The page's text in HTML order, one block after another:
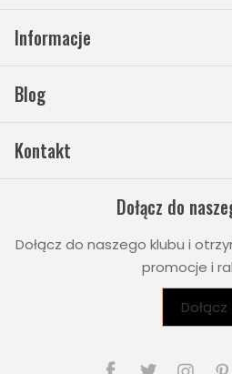
Informacje
Blog
Kontakt
Dołącz do
Dołącz do naszego klubu i
promocje i
Dołącz